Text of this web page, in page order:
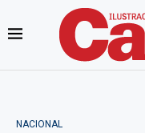
NACIONAL